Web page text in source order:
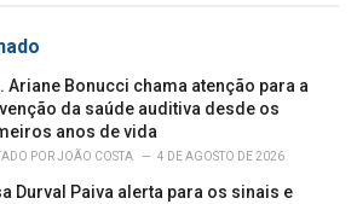
Ariane Bonucci chama atenção para a
da saúde auditiva desde os
anos de vida
PORJOÃO COSTA 4 DE AGOSTO DE 2026
Durval Paiva alerta para os sinais e